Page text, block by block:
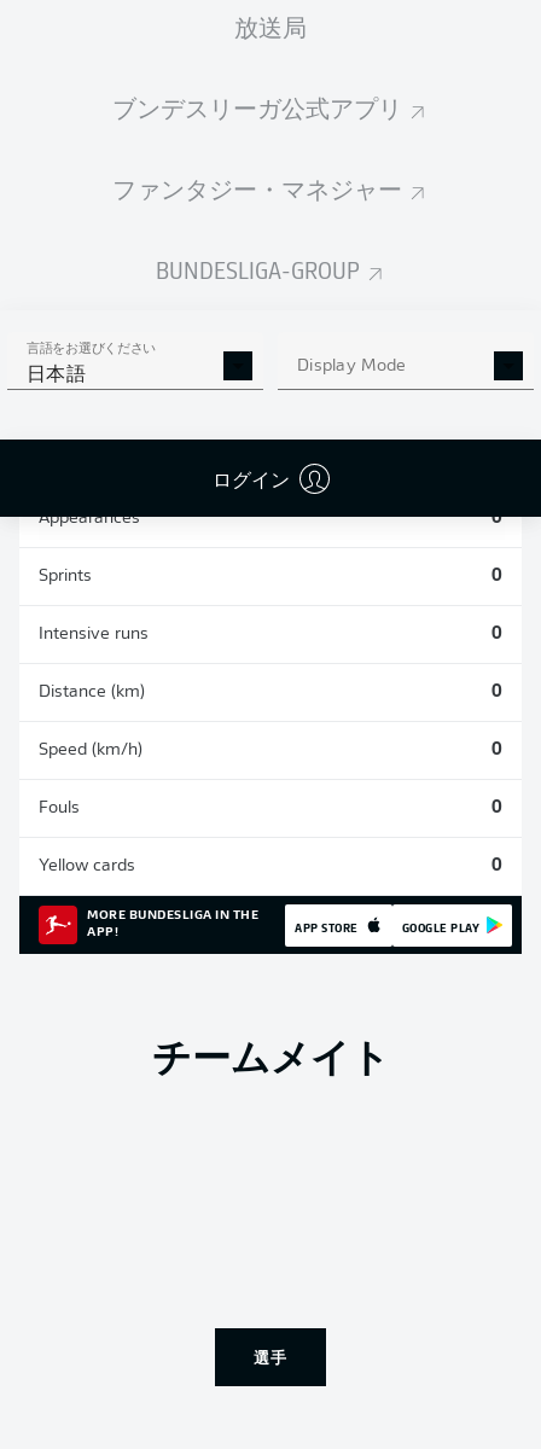
放送局
ブンデスリーガ公式アプリ
ファンタジー・マネジャー
BUNDESLIGA-GROUP
言語をお選びください
日本語 Display Mode
ログイン
統計 シーズン 2026/2027
SHOTS SAVED OWN-GOALS
Appearances 0
Sprints 0
Intensive runs 0
Distance (km) 0
Speed (km/h) 0
Fouls 0
Yellow cards 0
MORE BUNDESLIGA IN THE
APP!
APP STORE GOOGLE PLAY
チームメイト
選手